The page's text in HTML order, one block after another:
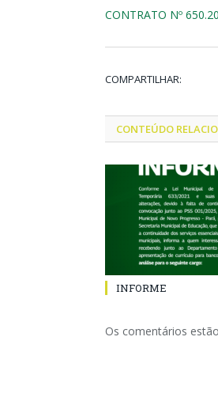
CONTRATO Nº
COMPARTILHAR:
CONTEÚDO
INFORME
Os comentários